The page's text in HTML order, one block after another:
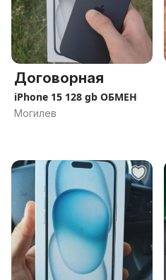
Договорная
iPhone 15 128 gb ОБМЕН
Могилев